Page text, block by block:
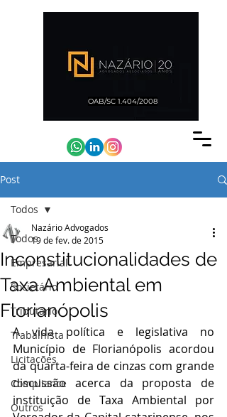
OAB/SC 1.404/2008
Post
Todos
Empresarial
Societário
Tributário
Trabalhista
Licitações
Compliance
Outros
Todos
Inconstitucionalidades de
Taxa Ambiental em
Florianópolis
Nazário Advogados
19 de fev. de 2015
A vida política e legislativa no
Município de Florianópolis acordou
da quarta-feira de cinzas com grande
discussão acerca da proposta de
instituição de Taxa Ambiental por